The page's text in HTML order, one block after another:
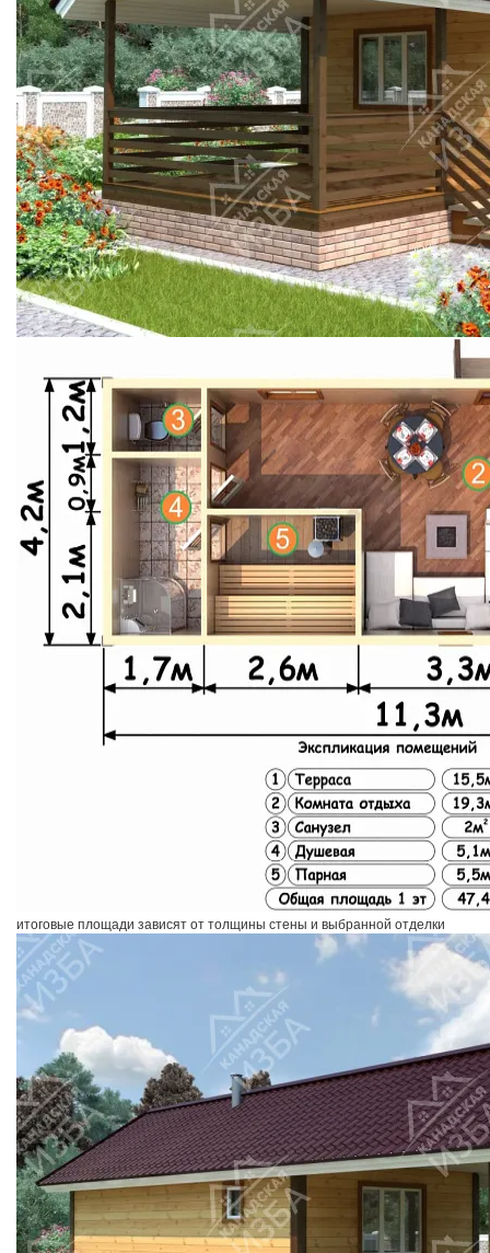
итоговые площади зависят от толщины стены и выбранной отделки